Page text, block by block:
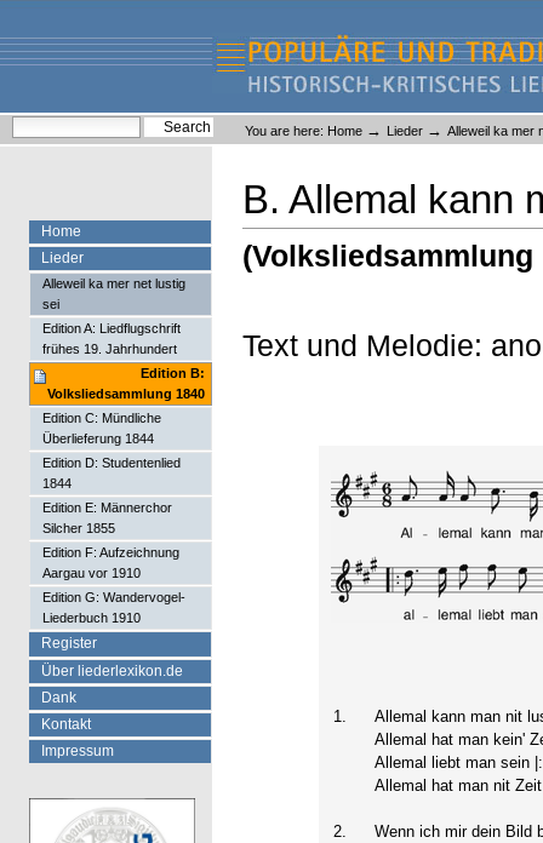
content.
navigation
Liederlexikon
Personal
tools
You are here: Home → Lieder → Alleweil ka mer
B. Allemal kann
(Volksliedsammlung
Text und Melodie:
1.
Allemal kann man nit
Allemal hat man kein'
Allemal liebt man sein
Allemal hat man nit
2.
Wenn ich mir dein Bild
Home
Lieder
Alleweil ka mer net lustig
sei
Edition A: Liedflugschrift
frühes 19. Jahrhundert
Edition B:
Volksliedsammlung 1840
Edition C: Mündliche
Überlieferung 1844
Edition D: Studentenlied
1844
Edition E: Männerchor
Silcher 1855
Edition F: Aufzeichnung
Aargau vor 1910
Edition G: Wandervogel-
Liederbuch 1910
Register
Über liederlexikon.de
Dank
Kontakt
Impressum